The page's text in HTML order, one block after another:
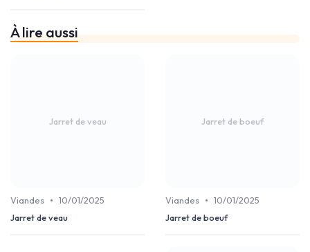
À lire aussi
Jarret de veau
Viandes • 10/01/2025
Jarret de veau
Jarret de boeuf
Viandes • 10/01/2025
Jarret de boeuf